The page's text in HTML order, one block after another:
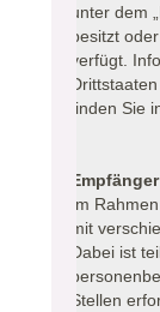
unter dem
besitzt
verfügt.
finden Sie
Im
mit
Dabei ist
Stellen